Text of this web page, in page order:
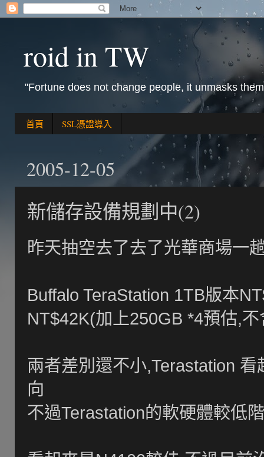
roid in TW
"Fortune does not change people, it unmasks
首頁 SSL憑證導入
2005-12-05
新儲存設備規劃中(2)
昨天抽空去了去了光華商場一
Buffalo TeraStation 1TB版本
NT$42K(加上250GB *4預估,
兩者差別還不小,Terastation
向
不過Terastation的軟硬體較低